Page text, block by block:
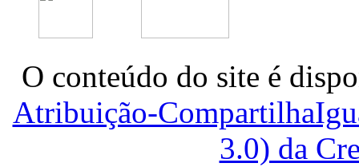
O conteúdo do site é
Atribuição-
3.0) da